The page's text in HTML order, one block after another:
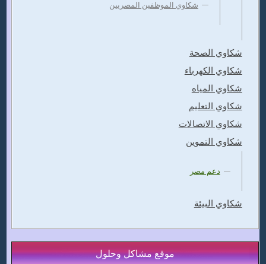
شكاوي الموظفين المصريين
شكاوي الصحة
شكاوي الكهرباء
شكاوي المياه
شكاوي التعليم
شكاوي الاتصالات
شكاوي التموين
دعم مصر
شكاوي البيئة
موقع مشاكل وحلول